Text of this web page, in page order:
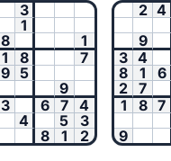
3
1
8
1
1 8
7
9 5
9
3 6 7
4
4 5
3
8 1 2
2 4
9
3 4
8
1 6
2
7
1
8 7
9